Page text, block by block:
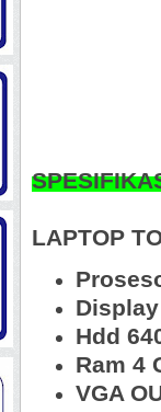
LAPTOP
Hdd
Ram 4
VGA